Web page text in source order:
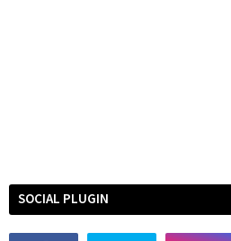
SOCIAL PLUGIN